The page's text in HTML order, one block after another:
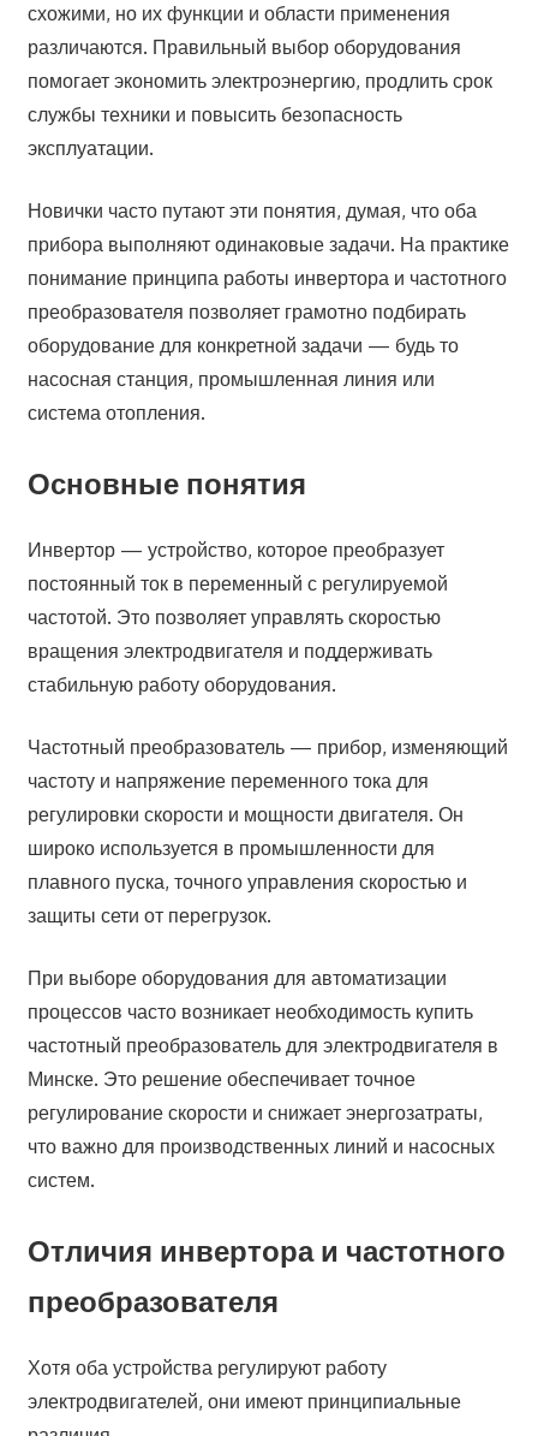
схожими, но их функции и области применения
различаются. Правильный выбор оборудования
помогает экономить электроэнергию, продлить срок
службы техники и повысить безопасность
эксплуатации.
Новички часто путают эти понятия, думая, что оба
прибора выполняют одинаковые задачи. На практике
понимание принципа работы инвертора и частотного
преобразователя позволяет грамотно подбирать
оборудование для конкретной задачи — будь то
насосная станция, промышленная линия или
система отопления.
Основные понятия
Инвертор — устройство, которое преобразует
постоянный ток в переменный с регулируемой
частотой. Это позволяет управлять скоростью
вращения электродвигателя и поддерживать
стабильную работу оборудования.
Частотный преобразователь — прибор, изменяющий
частоту и напряжение переменного тока для
регулировки скорости и мощности двигателя. Он
широко используется в промышленности для
плавного пуска, точного управления скоростью и
защиты сети от перегрузок.
При выборе оборудования для автоматизации
процессов часто возникает необходимость купить
частотный преобразователь для электродвигателя в
Минске. Это решение обеспечивает точное
регулирование скорости и снижает энергозатраты,
что важно для производственных линий и насосных
систем.
Отличия инвертора и частотного
преобразователя
Хотя оба устройства регулируют работу
электродвигателей, они имеют принципиальные